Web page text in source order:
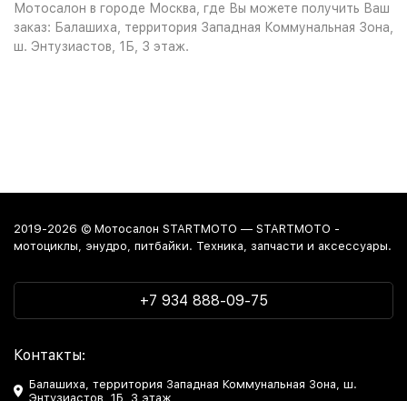
Мотосалон в городе Москва, где Вы можете получить Ваш
заказ: Балашиха, территория Западная Коммунальная Зона,
ш. Энтузиастов, 1Б, 3 этаж.
2019-2026 © Мотосалон STARTMOTO — STARTMOTO -
мотоциклы, энудро, питбайки. Техника, запчасти и аксессуары.
+7 934 888-09-75
Контакты:
Балашиха, территория Западная Коммунальная Зона, ш.
Энтузиастов, 1Б, 3 этаж